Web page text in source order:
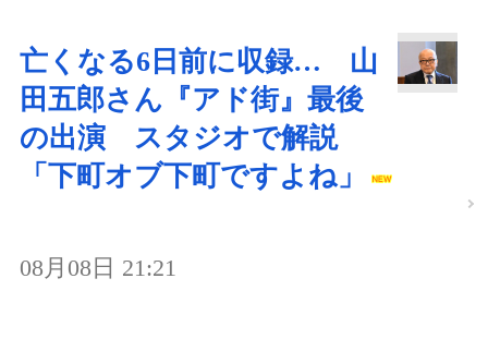
亡くなる6日前に収録… 山
田五郎さん『アド街』最後
の出演 スタジオで解説
「下町オブ下町ですよね」
08月08日 21:21